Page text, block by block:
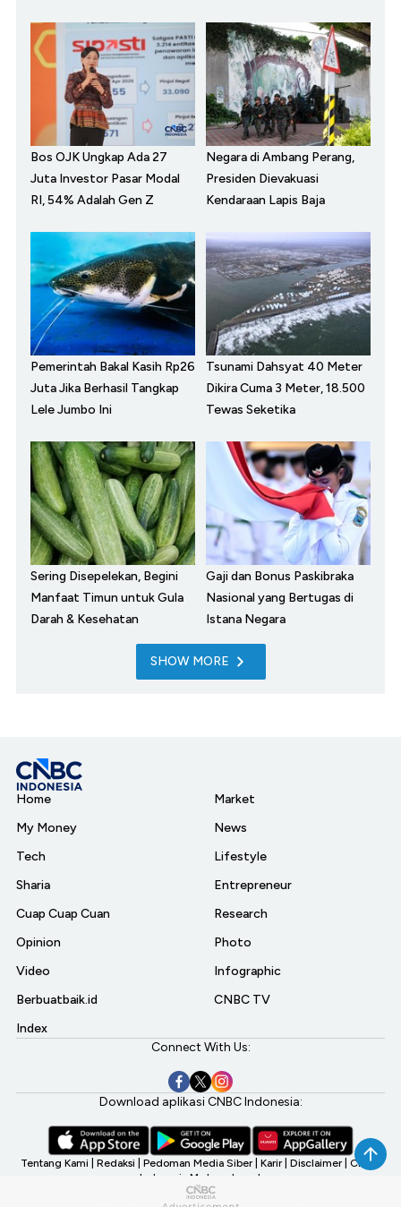
Bos OJK Ungkap Ada 27
Juta Investor Pasar Modal
RI, 54% Adalah Gen Z
Negara di Ambang Perang,
Presiden Dievakuasi
Kendaraan Lapis Baja
Pemerintah Bakal Kasih Rp26
Juta Jika Berhasil Tangkap
Lele Jumbo Ini
Tsunami Dahsyat 40 Meter
Dikira Cuma 3 Meter, 18.500
Tewas Seketika
Sering Disepelekan, Begini
Manfaat Timun untuk Gula
Darah & Kesehatan
Gaji dan Bonus Paskibraka
Nasional yang Bertugas di
Istana Negara
SHOW MORE
Home
My Money
Tech
Sharia
Cuap Cuap Cuan
Opinion
Video
Berbuatbaik.id
Index
Market
News
Lifestyle
Entrepreneur
Research
Photo
Infographic
CNBC TV
Connect With Us:
Download aplikasi CNBC Indonesia:
Tentang Kami Redaksi Pedoman Media Siber Karir Disclaimer CNBC
Indonesia My Investment
©2026 CNBC Indonesia, A Transmedia Company